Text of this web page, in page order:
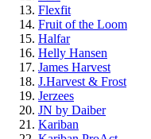
Flexfit
Fruit of the Loom
Halfar
Helly Hansen
James Harvest
J.Harvest & Frost
Jerzees
JN by Daiber
Kariban